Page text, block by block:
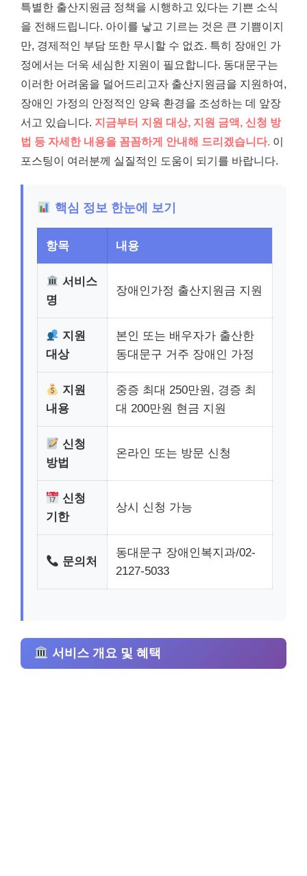
특별한 출산지원금 정책을 시행하고 있다는 기쁜 소식
을 전해드립니다. 아이를 낳고 기르는 것은 큰 기쁨이지
만, 경제적인 부담 또한 무시할 수 없죠. 특히 장애인 가
정에서는 더욱 세심한 지원이 필요합니다. 동대문구는
이러한 어려움을 덜어드리고자 출산지원금을 지원하여,
장애인 가정의 안정적인 양육 환경을 조성하는 데 앞장
서고 있습니다. 지금부터 지원 대상, 지원 금액, 신청 방
법 등 자세한 내용을 꼼꼼하게 안내해 드리겠습니다. 이
포스팅이 여러분께 실질적인 도움이 되기를 바랍니다.
핵심 정보 한눈에 보기
항목 내용
서비스
명
장애인가정 출산지원금 지원
지원
대상
본인 또는 배우자가 출산한
동대문구 거주 장애인 가정
지원
내용
중증 최대 250만원, 경증 최
대 200만원 현금 지원
신청
방법
온라인 또는 방문 신청
신청
기한
상시 신청 가능
문의처
동대문구 장애인복지과/02-
2127-5033
서비스 개요 및 혜택